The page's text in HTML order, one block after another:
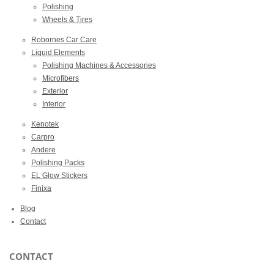
Polishing
Wheels & Tires
Robornes Car Care
Liquid Elements
Polishing Machines & Accessories
Microfibers
Exterior
Interior
Kenotek
Carpro
Andere
Polishing Packs
EL Glow Stickers
Finixa
Blog
Contact
CONTACT